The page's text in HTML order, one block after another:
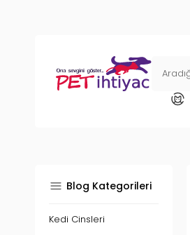
Blog Kategorileri
Kedi Cinsleri